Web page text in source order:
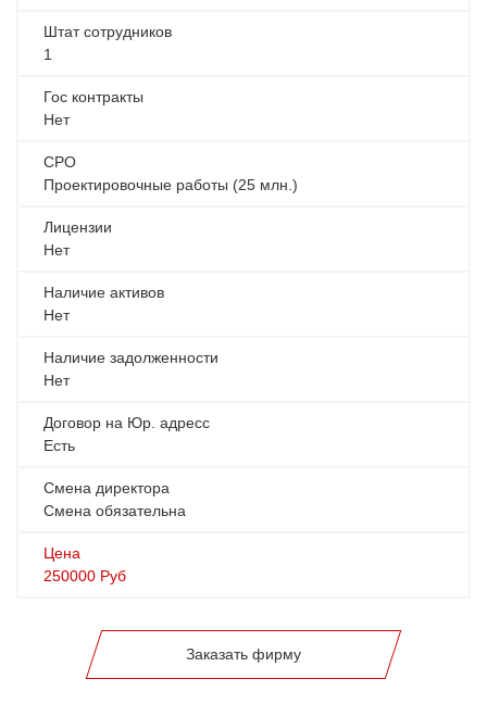
Штат сотрудников
1
Гос контракты
Нет
СРО
Проектировочные работы (25 млн.)
Лицензии
Нет
Наличие активов
Нет
Наличие задолженности
Нет
Договор на Юр. адресс
Есть
Смена директора
Смена обязательна
Цена
250000 Руб
Заказать фирму